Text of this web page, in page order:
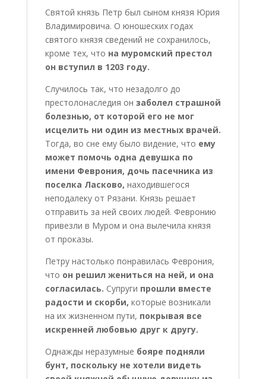
Святой князь Петр был сыном князя Юрия
Владимировича. О юношеских годах
святого князя сведений не сохранилось,
кроме тех, что на муромский престол
он вступил в 1203 году.
Случилось так, что незадолго до
престолонаследия он заболел страшной
болезнью, от которой его не мог
исцелить ни один из местных врачей.
Тогда, во сне ему было видение, что ему
может помочь одна девушка по
имени Феврония, дочь пасечника из
поселка Ласково, находившегося
неподалеку от Рязани. Князь решает
отправить за ней своих людей. Февронию
привезли в Муром и она вылечила князя
от проказы.
Петру настолько понравилась Феврония,
что он решил жениться на ней, и она
согласилась. Супруги прошли вместе
радости и скорби, которые возникали
на их жизненном пути, покрывая все
искренней любовью друг к другу.
Однажды неразумные бояре подняли
бунт, поскольку не хотели видеть